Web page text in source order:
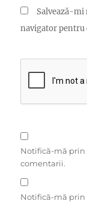
Salvează-
navigator pentru
Notifică-mă
comentarii.
Notifică-mă